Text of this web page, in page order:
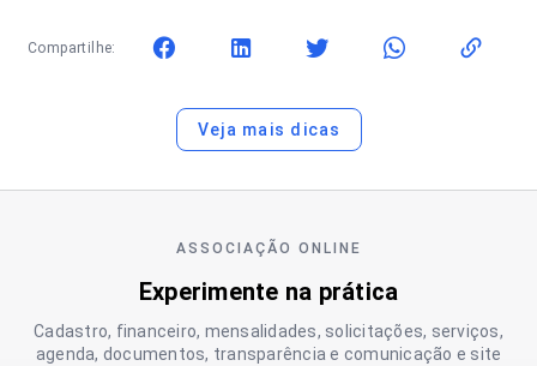
Compartilhe:
Veja mais dicas
ASSOCIAÇÃO ONLINE
Experimente na prática
Cadastro, financeiro, mensalidades, solicitações, serviços,
agenda, documentos, transparência e comunicação e site